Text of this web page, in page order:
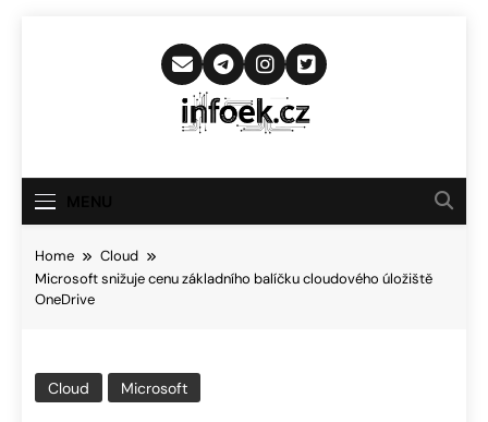
Infoek.cz
Novinkám
Home
Cloud
Microsoft snižuje cenu základního balíčku cloudového úložiště
OneDrive
Cloud Microsoft